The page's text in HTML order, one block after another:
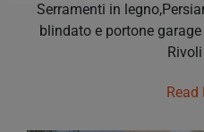
Serramenti in
blindato e portone
Read